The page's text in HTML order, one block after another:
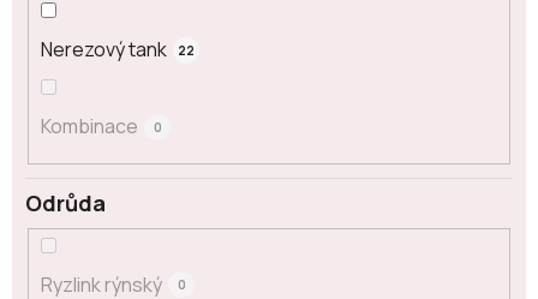
Odrůda
Ryzlink rýnský 0
Nerezový tank 22
Kombinace 0